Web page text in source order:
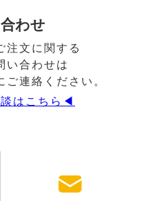
わせ
注文に関する
い合わせは
ご連絡ください。
はこちら◀︎